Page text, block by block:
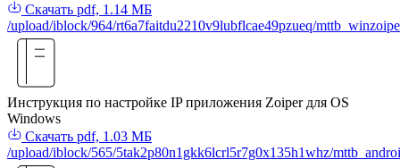
Скачать pdf, 1.14 МБ
/upload/iblock/964/rt6a7faitdu2210v9lubflcae49pzueq/
Инструкция по настройке IP приложения Zoiper для OS
Windows
Скачать pdf, 1.03 МБ
/upload/iblock/565/5tak2p80n1gkk6lcrl5r7g0x135h1whz/